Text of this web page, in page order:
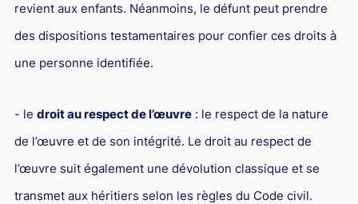
revient aux enfants. Néanmoins, le défunt peut prendre
des dispositions testamentaires pour confier ces droits à
une personne identifiée.
- le droit au respect de l’œuvre: le respect de la nature
de l’œuvre et de son intégrité. Le droit au respect de
l’œuvre suit également une dévolution classique et se
transmet aux héritiers selon les règles du Code civil.